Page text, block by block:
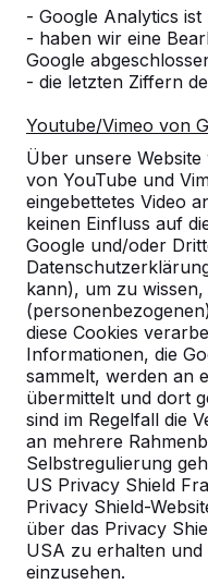
- Google Analytics
- haben wir eine
Google
- die letzten Ziffern
Youtube/Vimeo von
Über unsere
von YouTube und
eingebettetes Video
keinen Einfluss auf
Google und/oder
kann), um zu
diese Cookies
Informationen, die
sammelt, werden an
übermittelt und dort
sind im Regelfall die
an mehrere
Selbstregulierung
US Privacy Shield
Privacy Shield-
über das Privacy
USA zu erhalten und
einzusehen.
Alles anzeigen
Ort oder
Zie ook
Zeitlofs-Weißenbach
Kontakt
HeBlad Deutschland
Diekerstraße 97
42781 Haan
Deutschland